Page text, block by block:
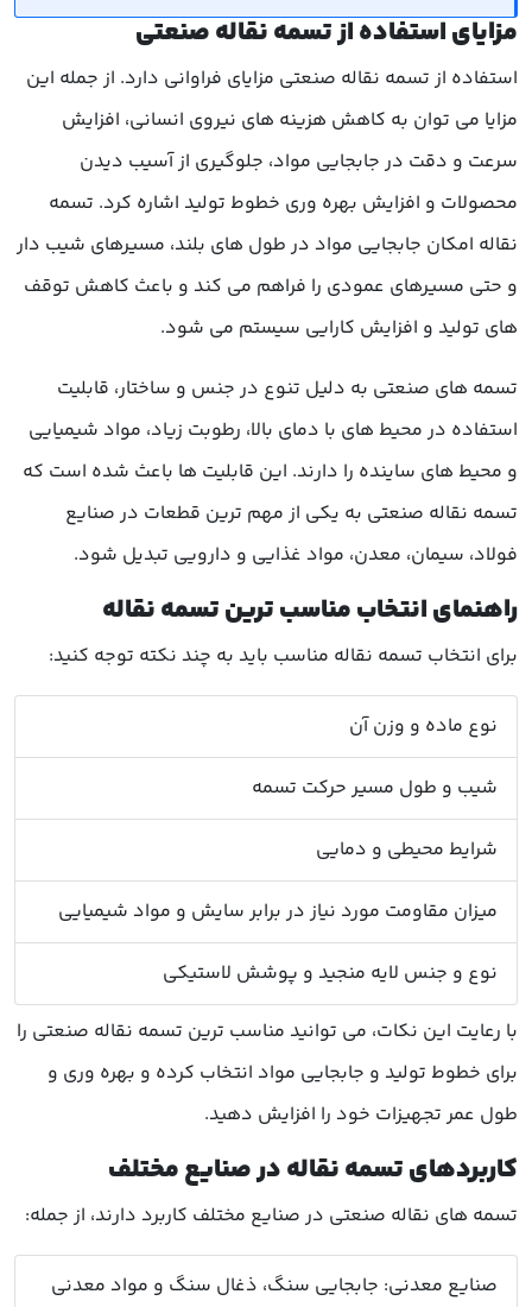
مزایای استفاده از تسمه نقاله صنعتی
استفاده از تسمه نقاله صنعتی مزایای فراوانی دارد. از جمله این
مزایا می توان به کاهش هزینه های نیروی انسانی، افزایش
سرعت و دقت در جابجایی مواد، جلوگیری از آسیب دیدن
محصولات و افزایش بهره وری خطوط تولید اشاره کرد. تسمه
نقاله امکان جابجایی مواد در طول های بلند، مسیرهای شیب دار
و حتی مسیرهای عمودی را فراهم می کند و باعث کاهش توقف
های تولید و افزایش کارایی سیستم می شود.
تسمه های صنعتی به دلیل تنوع در جنس و ساختار، قابلیت
استفاده در محیط های با دمای بالا، رطوبت زیاد، مواد شیمیایی
و محیط های ساینده را دارند. این قابلیت ها باعث شده است که
تسمه نقاله صنعتی به یکی از مهم ترین قطعات در صنایع
فولاد، سیمان، معدن، مواد غذایی و دارویی تبدیل شود.
راهنمای انتخاب مناسب ترین تسمه نقاله
برای انتخاب تسمه نقاله مناسب باید به چند نکته توجه کنید:
نوع ماده و وزن آن
شیب و طول مسیر حرکت تسمه
شرایط محیطی و دمایی
میزان مقاومت مورد نیاز در برابر سایش و مواد شیمیایی
نوع و جنس لایه منجید و پوشش لاستیکی
با رعایت این نکات، می توانید مناسب ترین تسمه نقاله صنعتی را
برای خطوط تولید و جابجایی مواد انتخاب کرده و بهره وری و
طول عمر تجهیزات خود را افزایش دهید.
کاربردهای تسمه نقاله در صنایع مختلف
تسمه های نقاله صنعتی در صنایع مختلف کاربرد دارند، از جمله:
صنایع معدنی: جابجایی سنگ، ذغال سنگ و مواد معدنی